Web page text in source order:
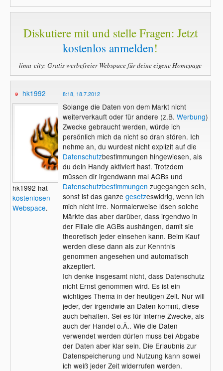
Diskutiere mit und stelle Fragen: Jetzt
kostenlos anmelden!
lima-city: Gratis werbefreier Webspace für deine eigene Homepage
hk1992
hk1992 hat
kostenlosen
Webspace.
8:18, 18.7.2012
Solange die Daten von dem Markt nicht
weiterverkauft oder für andere (z.B. Werbung)
Zwecke gebraucht werden, würde ich
persönlich mich da nicht so dran stören. Ich
nehme an, du wurdest nicht explizit auf die
Datenschutzbestimmungen hingewiesen, als
du dein Handy aktiviert hast. Trotzdem
müssen dir irgendwann mal AGBs und
Datenschutzbestimmungen zugegangen sein,
sonst ist das ganze gesetzeswidrig, wenn ich
mich nicht irre. Normalerweise lösen solche
Märkte das aber darüber, dass irgendwo in
der Filiale die AGBs aushängen, damit sie
theoretisch jeder einsehen kann. Beim Kauf
werden diese dann als zur Kenntnis
genommen angesehen und automatisch
akzeptiert.
Ich denke insgesamt nicht, dass Datenschutz
nicht Ernst genommen wird. Es ist ein
wichtiges Thema in der heutigen Zeit. Nur will
jeder, der irgendwie an Daten kommt, diese
auch behalten. Sei es für interne Zwecke, als
auch der Handel o.Ä.. Wie die Daten
verwendet werden dürfen muss bei Abgabe
der Daten aber klar sein. Die Erlaubnis zur
Datenspeicherung und Nutzung kann sowei
ich weiß jeder Zeit widerrufen werden.